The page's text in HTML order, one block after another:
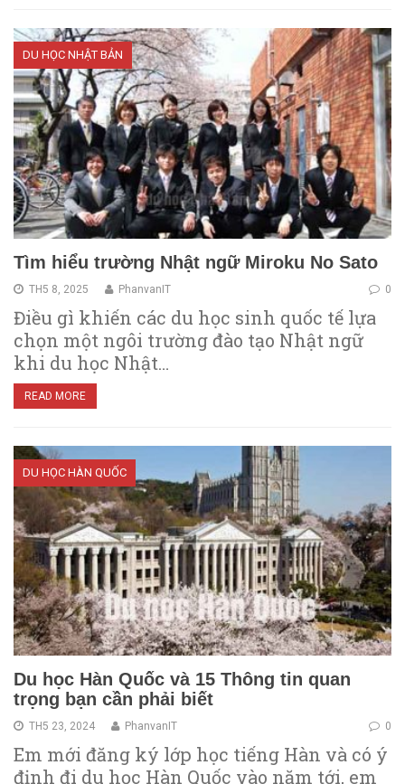
DU HỌC NHẬT BẢN
Tìm hiểu trường Nhật ngữ Miroku No Sato
TH5 8, 2025 0
PhanvanIT
Điều gì khiến các du học sinh quốc tế lựa
chọn một ngôi trường đào tạo Nhật ngữ
khi du học Nhật…
READ MORE
DU HỌC HÀN QUỐC
Du học Hàn Quốc và 15 Thông tin quan
trọng bạn cần phải biết
TH5 23, 2024 0
PhanvanIT
Em mới đăng ký lớp học tiếng Hàn và có ý
định đi du học Hàn Quốc vào năm tới, em